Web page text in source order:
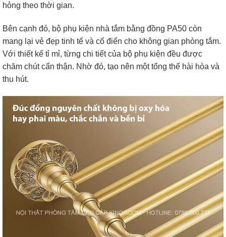
hỏng theo thời gian.
Bên cạnh đó, bộ phụ kiện nhà tắm bằng đồng PA50 còn
mang lại vẻ đẹp tinh tế và cổ điển cho không gian phòng tắm.
Với thiết kế tỉ mỉ, từng chi tiết của bộ phụ kiện đều được
chăm chút cẩn thận. Nhờ đó, tạo nên một tổng thể hài hòa và
thu hút.